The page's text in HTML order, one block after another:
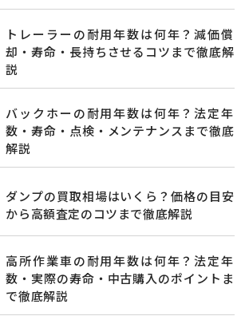
トレーラーの耐用年数は何年？減価償
却・寿命・長持ちさせるコツまで徹底解
説
バックホーの耐用年数は何年？法定年
数・寿命・点検・メンテナンスまで徹底
解説
ダンプの買取相場はいくら？価格の目安
から高額査定のコツまで徹底解説
高所作業車の耐用年数は何年？法定年
数・実際の寿命・中古購入のポイントま
で徹底解説